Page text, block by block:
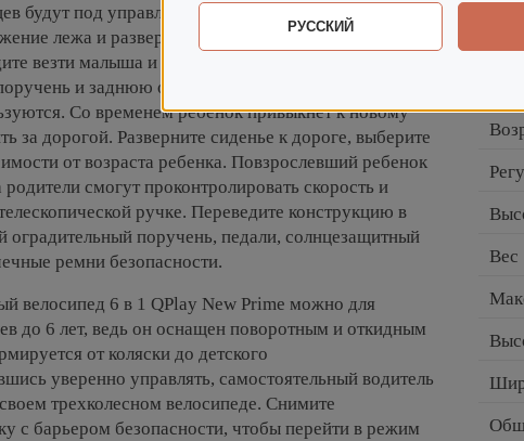
будут под управлением родителей, сиденье
лежа и развернуто против движения
везти малыша и общаться, наблюдая за ним.
и заднюю опору, можно снять, пока
Со временем ребенок привыкнет к новому
за дорогой. Разверните сиденье к дороге, выберите
от возраста ребенка. Повзрослевший ребенок
смогут проконтролировать скорость и
ручке. Переведите конструкцию в
поручень, педали, солнцезащитный
ремни безопасности.
велосипед 6 в 1 QPlay New Prime можно для
до 6 лет, ведь он оснащен поворотным и откидным
от коляски до детского
уверенно управлять, самостоятельный водитель
трехколесном велосипеде. Снимите
с барьером безопасности, чтобы перейти в режим
Вес
РУССКИЙ